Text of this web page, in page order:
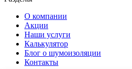
О компании
Акции
Наши услуги
Калькулятор
Блог о шумоизоляции
Контакты